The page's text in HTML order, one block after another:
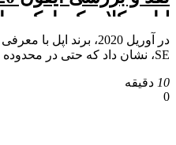
لباس کلاسیک یا یک
SE، نشان داد که حتی در محدوده مقرون‌به‌صرفه
10 دقیقه
0